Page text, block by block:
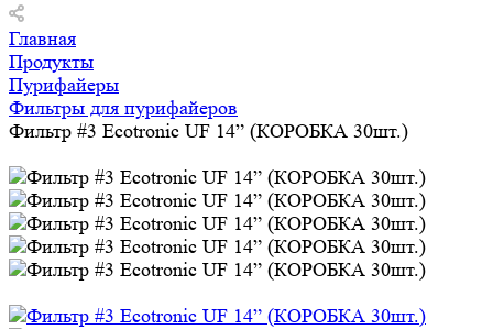
Главная
Продукты
Пурифайеры
Фильтры для пурифайеров
Фильтр #3 Ecotronic UF 14” (КОРОБКА 30шт.)